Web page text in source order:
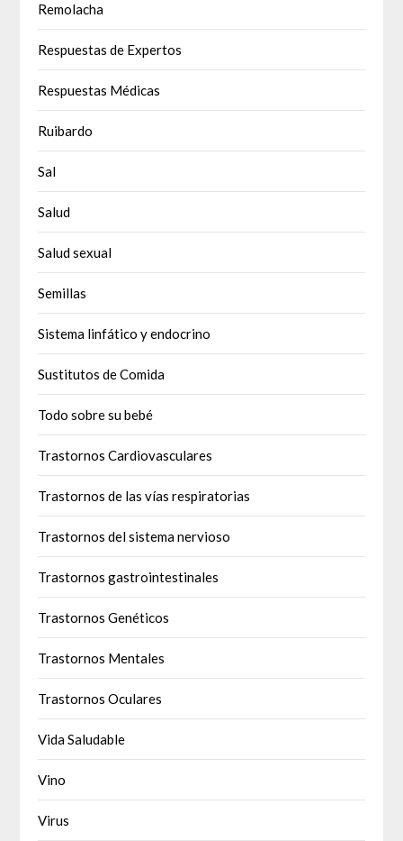
Remolacha
Respuestas de Expertos
Respuestas Médicas
Ruibardo
Sal
Salud
Salud sexual
Semillas
Sistema linfático y endocrino
Sustitutos de Comida
Todo sobre su bebé
Trastornos Cardiovasculares
Trastornos de las vías respiratorias
Trastornos del sistema nervioso
Trastornos gastrointestinales
Trastornos Genéticos
Trastornos Mentales
Trastornos Oculares
Vida Saludable
Vino
Virus